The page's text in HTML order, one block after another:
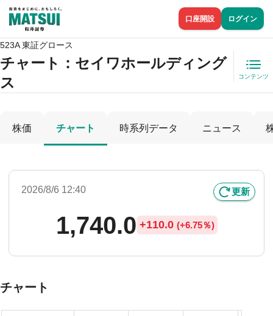
口座開設 ログイン
523A 東証グロース
チャート： セイワホールディング
ス
コンテンツ
株価 チャート 時系列データ ニュース
2026/8/6 12:40 更新
1,740.0 +110.0 (+6.75％)
チャート